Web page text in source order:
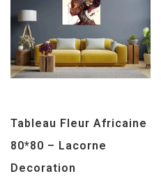
Tableau Fleur Africaine
80*80 – Lacorne
Decoration